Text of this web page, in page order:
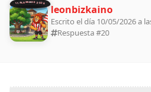
11 ALDEANOS 2026 leonbizkaino
Escrito el día 10/05/2026 a
Respuesta #20